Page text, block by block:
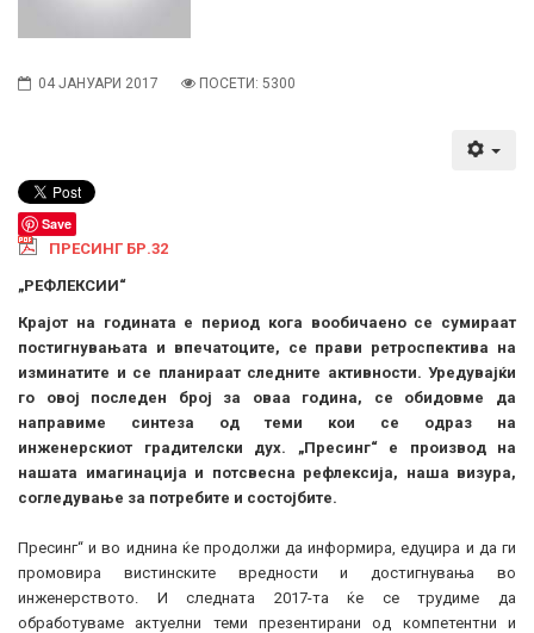
04 ЈАНУАРИ 2017 ПОСЕТИ: 5300
Save
ПРЕСИНГ БР.32
„РЕФЛЕКСИИ“
Крајот на годината е период кога вообичаено се сумираат
постигнувањата и впечатоците, се прави ретроспектива на
изминатите и се планираат следните активности. Уредувајќи
го овој последен број за оваа година, се обидовме да
направиме синтеза од теми кои се одраз на
инженерскиот градителски дух. „Пресинг“ е производ на
нашата имагинација и потсвесна рефлексија, наша визура,
согледување за потребите и состојбите.
Пресинг“ и во иднина ќе продолжи да информира, едуцира и да ги
промовира вистинските вредности и достигнувања во
инженерството. И следната 2017-та ќе се трудиме да
обработуваме актуелни теми презентирани од компетентни и